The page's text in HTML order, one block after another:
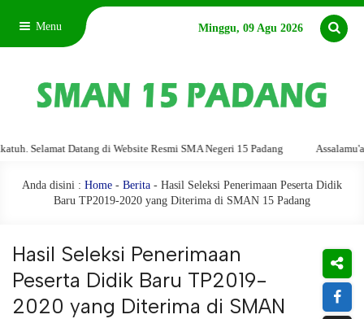
Menu Minggu, 09 Agu 2026
Datang di Website Resmi SMA Negeri 15 Padang Assalamu'alaikum
Anda disini : Home - Berita - Hasil Seleksi Penerimaan Peserta Didik
Baru TP2019-2020 yang Diterima di SMAN 15 Padang
Hasil Seleksi Penerimaan
Peserta Didik Baru TP2019-
2020 yang Diterima di SMAN